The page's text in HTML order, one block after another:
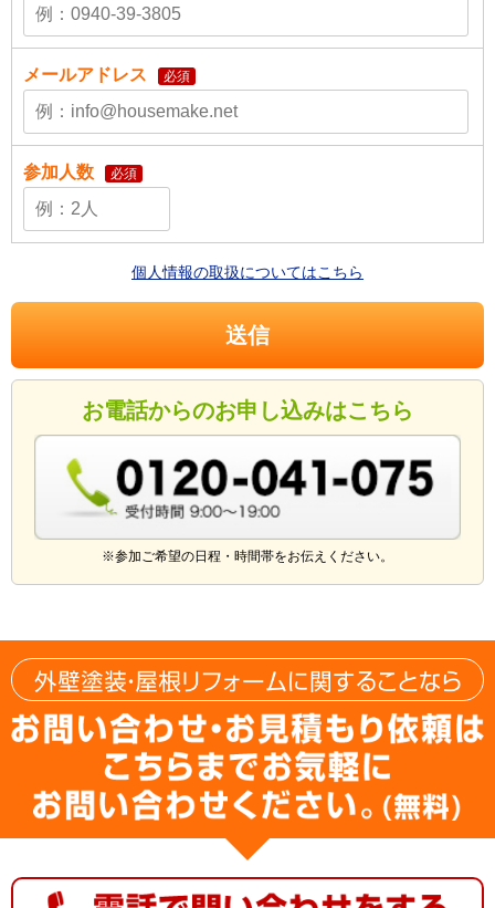
メールアドレス 必須
参加人数 必須
個人情報の取扱についてはこちら
お電話からのお申し込みはこちら
※参加ご希望の日程・時間帯をお伝えください。